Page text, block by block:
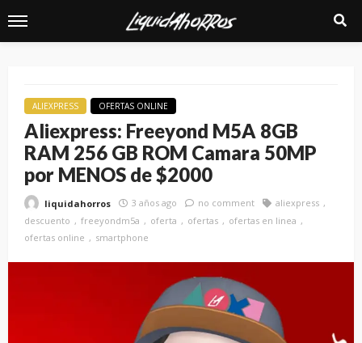
ALIEXPRESS OFERTAS ONLINE
Aliexpress: Freeyond M5A 8GB
RAM 256 GB ROM Camara 50MP
por MENOS de $2000
liquidahorros 3 años ago no comment
aliexpress
descuento
freeyondm5a oferta ofertas
ofertas en linea
ofertas online
smartphone